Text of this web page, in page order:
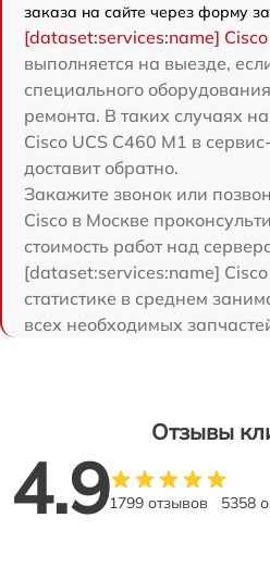
заказа на сайте через форму
[dataset:services:name]
выполняется на выезде,
специального
ремонта. В таких случаях
Cisco UCS C460 M1 в
доставит обратно.
Закажите звонок или
Cisco в Москве
стоимость работ над
[dataset:services:name]
статистике в среднем
всех необходимых
Отзывы
4.91799 отзывов 5358